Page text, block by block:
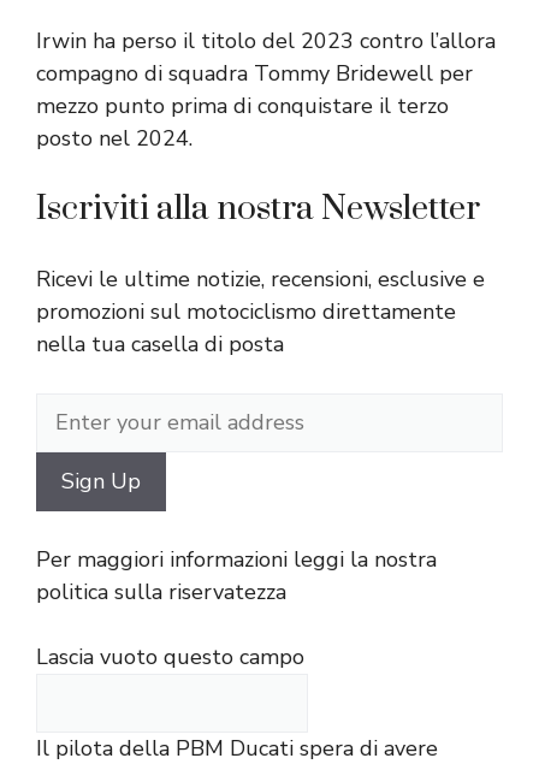
Irwin ha perso il titolo del 2023 contro l’allora
compagno di squadra Tommy Bridewell per
mezzo punto prima di conquistare il terzo
posto nel 2024.
Iscriviti alla nostra Newsletter
Ricevi le ultime notizie, recensioni, esclusive e
promozioni sul motociclismo direttamente
nella tua casella di posta
Per maggiori informazioni leggi la nostra
politica sulla riservatezza
Lascia vuoto questo campo
Il pilota della PBM Ducati spera di avere